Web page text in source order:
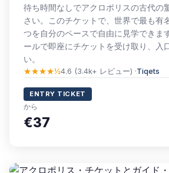
待ち時間なしでアクロポリスの古代の
さい。このチケットで、世界で最も有
つを自分のペースで自由に見学できま
ールで即座にチケットを受け取り、入
い。
★★★★½4.6 (3.4k+ レビュー) ·Tiqets
ENTRY TICKET
から
€37